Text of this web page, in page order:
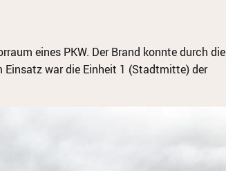
eines PKW. Der Brand konnte durch die
Einsatz war die Einheit 1 (Stadtmitte) der